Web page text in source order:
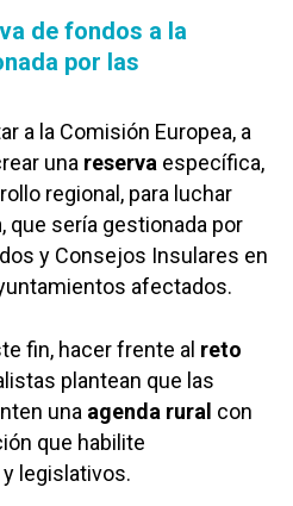
de fondos a la
por las
a la Comisión Europea, a
una reserva específica,
regional, para luchar
, que sería gestionada por
y Consejos Insulares en
afectados.
fin, hacer frente al reto
plantean que las
una agenda rural con
que habilite
legislativos.